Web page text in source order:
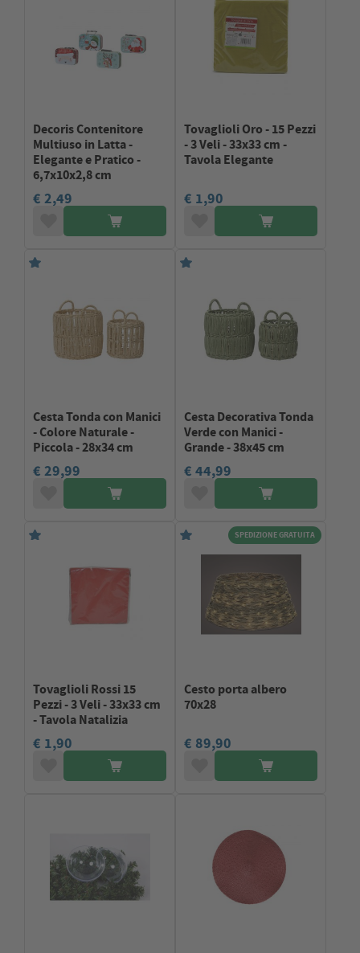
Decoris Contenitore
Multiuso in Latta -
Elegante e Pratico -
6,7x10x2,8 cm
€ 2,49
Tovaglioli Oro - 15 Pezzi
- 3 Veli - 33x33 cm -
Tavola Elegante
€ 1,90
Cesta Tonda con Manici
- Colore Naturale -
Piccola - 28x34 cm
€ 29,99
Cesta Decorativa Tonda
Verde con Manici -
Grande - 38x45 cm
€ 44,99
Tovaglioli Rossi 15
Pezzi - 3 Veli - 33x33 cm
- Tavola Natalizia
€ 1,90
SPEDIZIONE GRATUITA
Cesto porta albero
70x28
€ 89,90